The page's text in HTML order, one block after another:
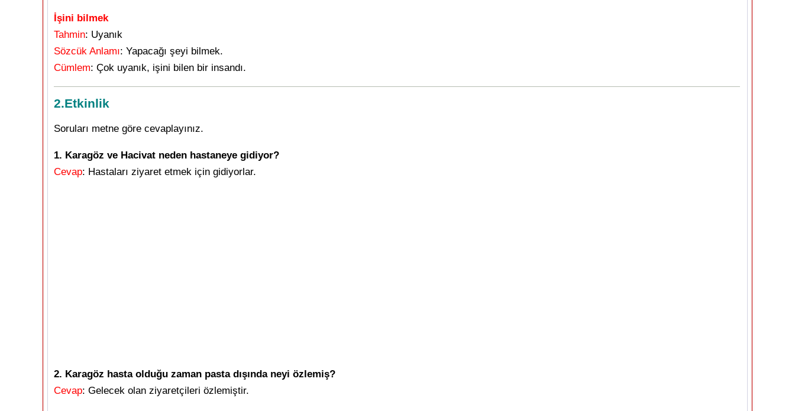
İşini bilmek
Tahmin: Uyanık
Sözcük Anlamı: Yapacağı şeyi bilmek.
Cümlem: Çok uyanık, işini bilen bir insandı.
2.Etkinlik
Soruları metne göre cevaplayınız.
1. Karagöz ve Hacivat neden hastaneye gidiyor?
Cevap: Hastaları ziyaret etmek için gidiyorlar.
2. Karagöz hasta olduğu zaman pasta dışında neyi özlemiş?
Cevap: Gelecek olan ziyaretçileri özlemiştir.